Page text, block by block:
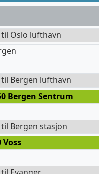
til Oslo lufthavn
til Bergen lufthavn
Bergen Sentrum
til Bergen stasjon
Voss